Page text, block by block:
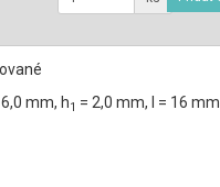
mm, h1 = 2,0 mm, l = 16 mm